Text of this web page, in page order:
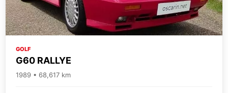
GOLF
G60 RALLYE
1989 • 68,617 km